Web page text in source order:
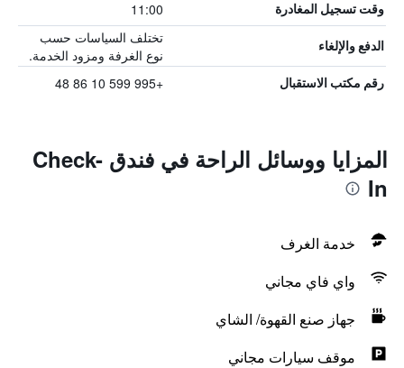
وقت تسجيل المغادرة 11:00
الدفع والإلغاء
تختلف السياسات حسب
نوع الغرفة ومزود الخدمة.
رقم مكتب الاستقبال +995 599 10 86 48
المزايا ووسائل الراحة في فندق Check-
In
خدمة الغرف
واي فاي مجاني
جهاز صنع القهوة/ الشاي
موقف سيارات مجاني